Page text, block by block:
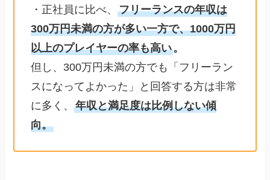
・正社員に比べ、フリーランスの年収は
300万円未満の方が多い一方で、1000万円
以上のプレイヤーの率も高い。
但し、300万円未満の方でも「フリーラン
スになってよかった」と回答する方は非常
に多く、年収と満足度は比例しない傾
向。